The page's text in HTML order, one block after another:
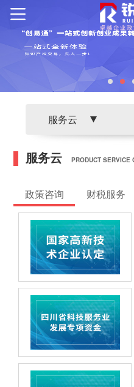
服务云
服务云 PRODUCT SERVICE
政策咨询 财税服务
查看详情
查看详情
查看详情